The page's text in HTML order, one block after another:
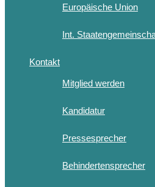
Europäische Union
Int.
Kontakt
Mitglied werden
Kandidatur
Pressesprecher
Behindertensprecher